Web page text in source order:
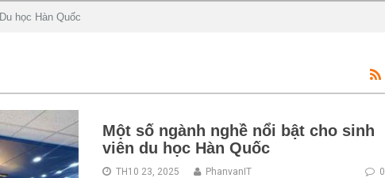
Du học Hàn Quốc
Một số ngành nghề nổi bật cho sinh
viên du học Hàn Quốc
TH10 23, 2025 0
PhanvanIT